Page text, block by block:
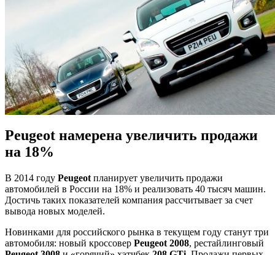
Peugeot намерена увеличить продажи
на 18%
В 2014 году Peugeot планирует увеличить продажи
автомобилей в России на 18% и реализовать 40 тысяч машин.
Достичь таких показателей компания рассчитывает за счет
вывода новых моделей.
Новинками для российского рынка в текущем году станут три
автомобиля: новый кроссовер Peugeot 2008, рестайлинговый